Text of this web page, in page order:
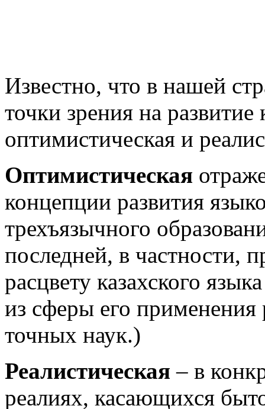
Известно, что в нашей
точки зрения на развитие
оптимистическая и
Оптимистическая
концепции развития
трехъязычного
последней, в частности,
расцвету казахского
из сферы его применения
точных наук.)
Реалистическая – в
реалиях, касающихся